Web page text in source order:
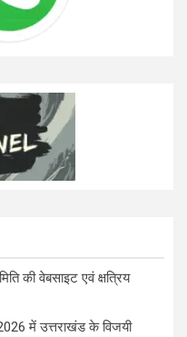
की वेबसाइट एवं क्षत्रिय
में उत्तराखंड के विजयी